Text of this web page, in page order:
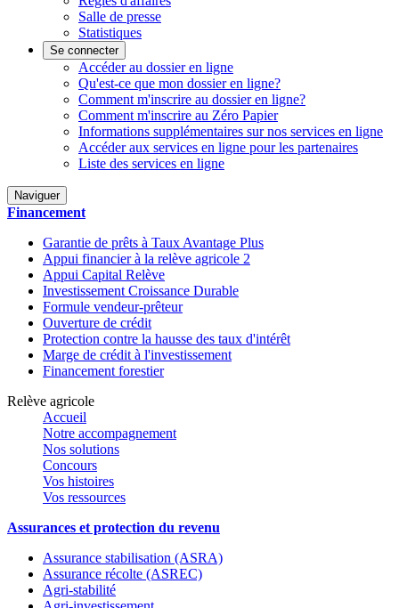
Salle de presse
Statistiques
Se connecter
Accéder au dossier en ligne
Qu'est-ce que mon dossier en ligne?
Comment m'inscrire au dossier en ligne?
Comment m'inscrire au Zéro Papier
Informations supplémentaires sur nos services en ligne
Accéder aux services en ligne pour les partenaires
Liste des services en ligne
Naviguer
Financement
Garantie de prêts à Taux Avantage Plus
Appui financier à la relève agricole 2
Appui Capital Relève
Investissement Croissance Durable
Formule vendeur-prêteur
Ouverture de crédit
Protection contre la hausse des taux d'intérêt
Marge de crédit à l'investissement
Financement forestier
Relève agricole
Accueil
Notre accompagnement
Nos solutions
Concours
Vos histoires
Vos ressources
Assurances et protection du revenu
Assurance stabilisation (ASRA)
Assurance récolte (ASREC)
Agri-stabilité